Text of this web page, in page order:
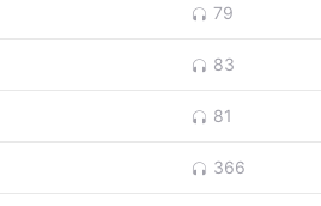
79
83
81
366